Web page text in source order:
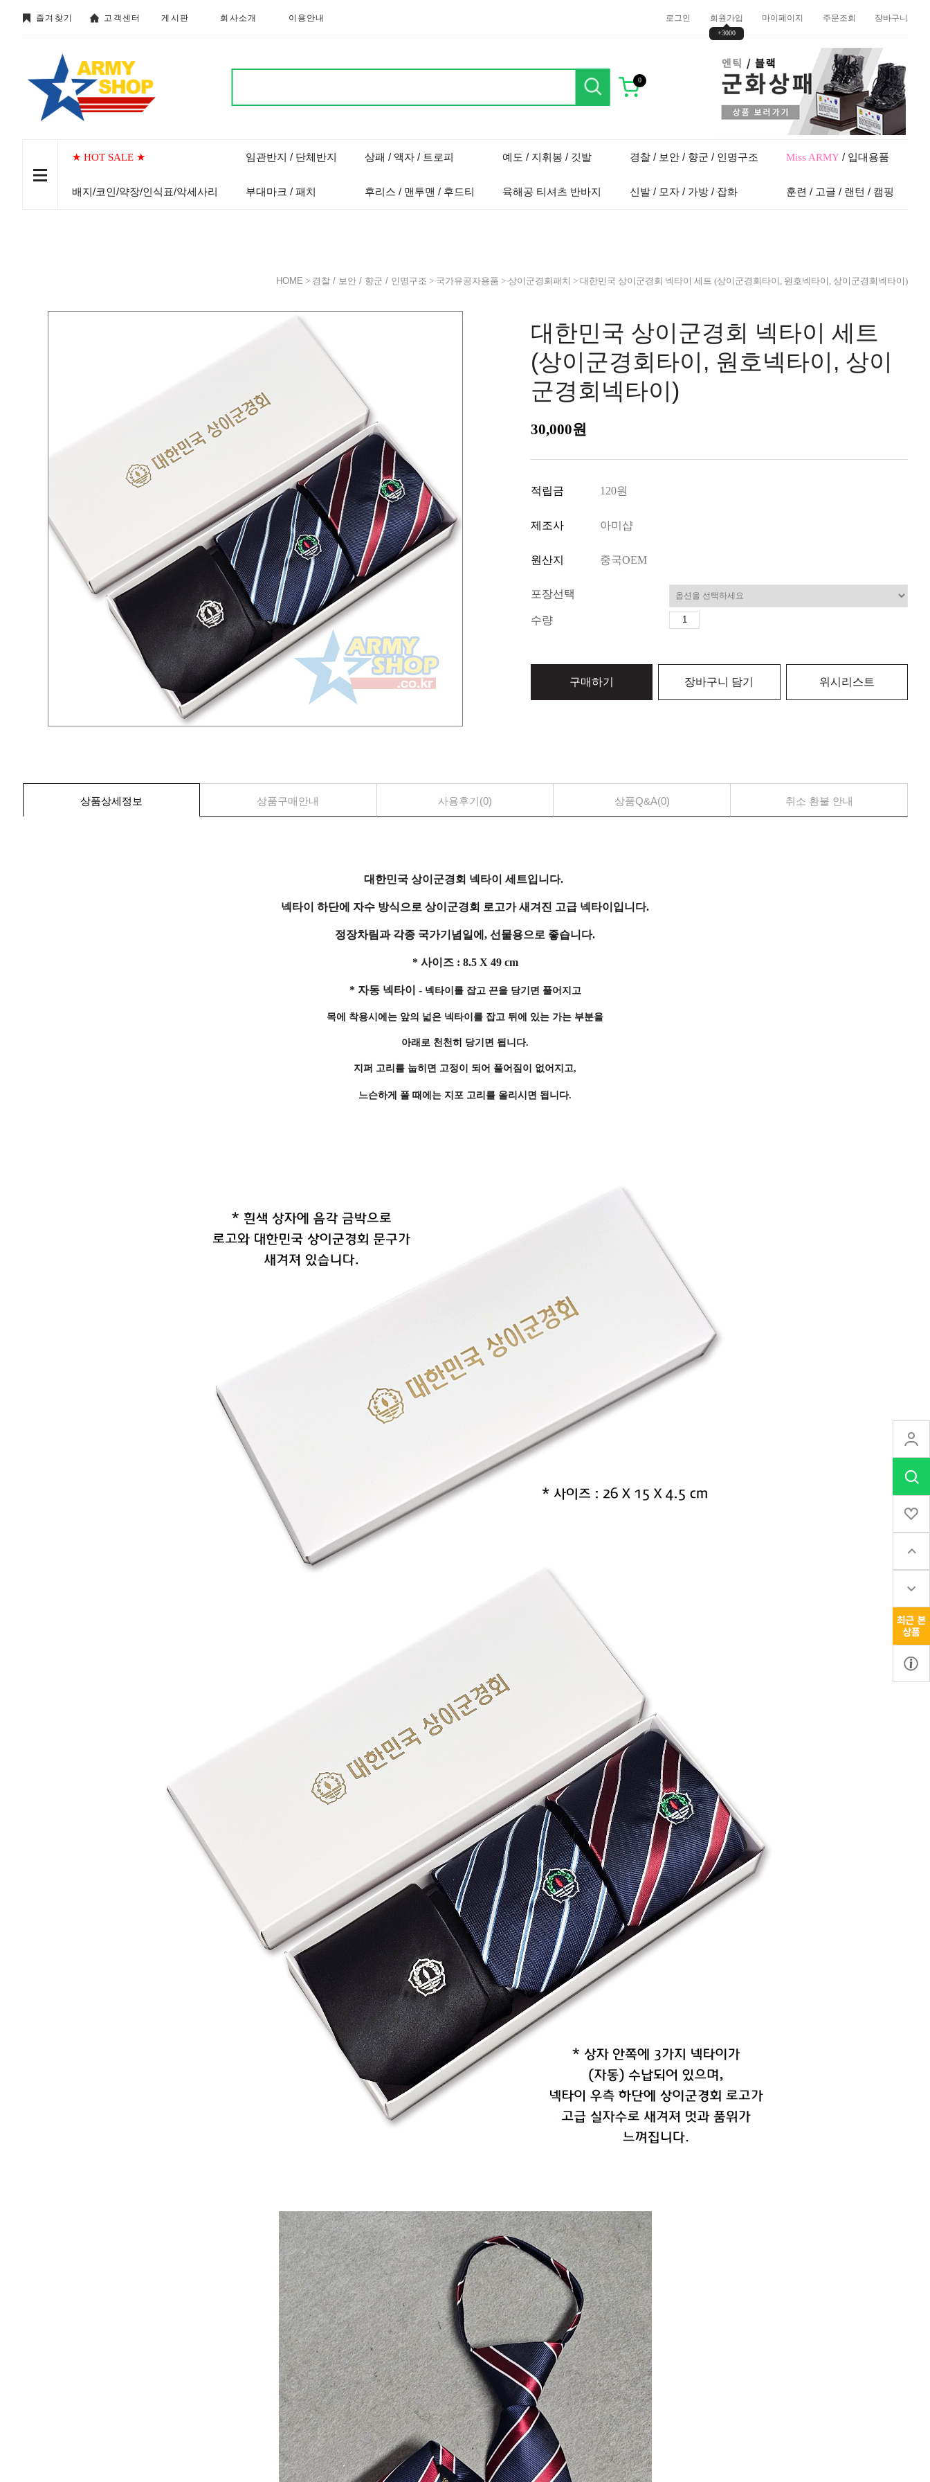
즐겨찾기 고객센터 게시판 회사소개 이용안내 로그인 회원가입
+3000
마이페이지 주문조회 장바구니
0
★ HOT SALE ★
배지/코인/약장/인식표/악세사리
임관반지 / 단체반지
부대마크 / 패치
상패 / 액자 / 트로피
후리스 / 맨투맨 / 후드티
예도 / 지휘봉 / 깃발
육해공 티셔츠 반바지
경찰 / 보안 / 향군 / 인명구조
신발 / 모자 / 가방 / 잡화
Miss ARMY/ 입대용품
훈련 / 고글 / 랜턴 / 캠핑
HOME > 경찰 / 보안 / 향군 / 인명구조 > 국가유공자용품 > 상이군경회패치 > 대한민국 상이군경회 넥타이 세트 (상이군경회타이, 원호넥타이, 상이군경회넥타이)
대한민국 상이군경회 넥타이 세트
(상이군경회타이, 원호넥타이, 상이
군경회넥타이)
30,000원
적립금 120원
제조사 아미샵
원산지 중국OEM
포장선택
수량
구매하기 장바구니 담기 위시리스트
상품상세정보 상품구매안내 사용후기(0) 상품Q&A(0) 취소 환불 안내
대한민국 상이군경회 넥타이 세트입니다.
넥타이 하단에 자수 방식으로 상이군경회 로고가새겨진 고급 넥타이입니다.
정장차림과 각종 국가기념일에, 선물용으로 좋습니다.
* 사이즈 : 8.5 X 49 cm
* 자동 넥타이 - 넥타이를 잡고 끈을 당기면 풀어지고
목에 착용시에는 앞의 넓은 넥타이를 잡고 뒤에 있는 가는 부분을
아래로 천천히 당기면 됩니다.
지퍼 고리를 눕히면 고정이 되어 풀어짐이 없어지고,
느슨하게 풀 때에는 지포 고리를 올리시면 됩니다.